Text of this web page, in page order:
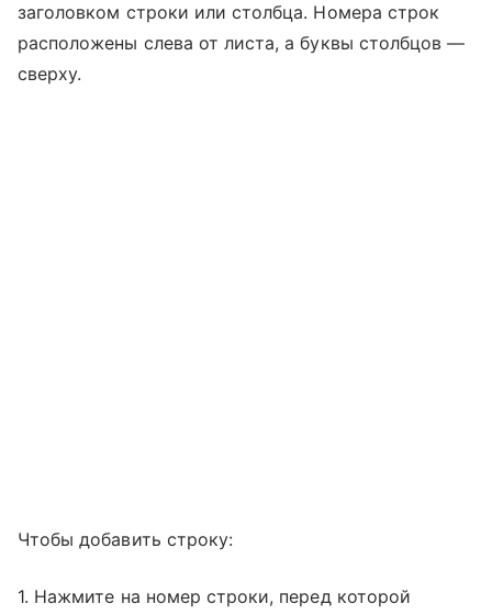
заголовком строки или столбца. Номера строк
расположены слева от листа, а буквы столбцов —
сверху.
Чтобы добавить строку:
1. Нажмите на номер строки, перед которой